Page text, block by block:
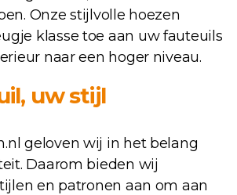
Onze stijlvolle hoezen
klasse toe aan uw fauteuils
naar een hoger niveau.
uw stijl
geloven wij in het belang
Daarom bieden wij
en patronen aan om aan